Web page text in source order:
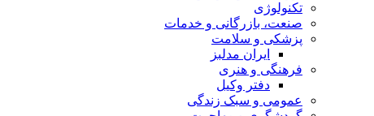
تکنولوژی
صنعت، بازرگانی و خدمات
پزشکی و سلامت
ایران مدلبز
فرهنگی و هنری
دفتر وکیل
عمومی و سبک زندگی